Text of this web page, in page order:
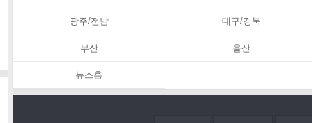
광주/전남 대구/경북
부산 울산
뉴스홈